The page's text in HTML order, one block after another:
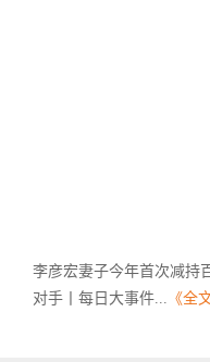
李彦宏妻子今年首次减持
对手丨每日大事件... 《全